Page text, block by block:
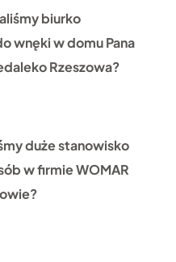
biurko
wnęki w domu Pana
Rzeszowa?
duże stanowisko
w firmie WOMAR